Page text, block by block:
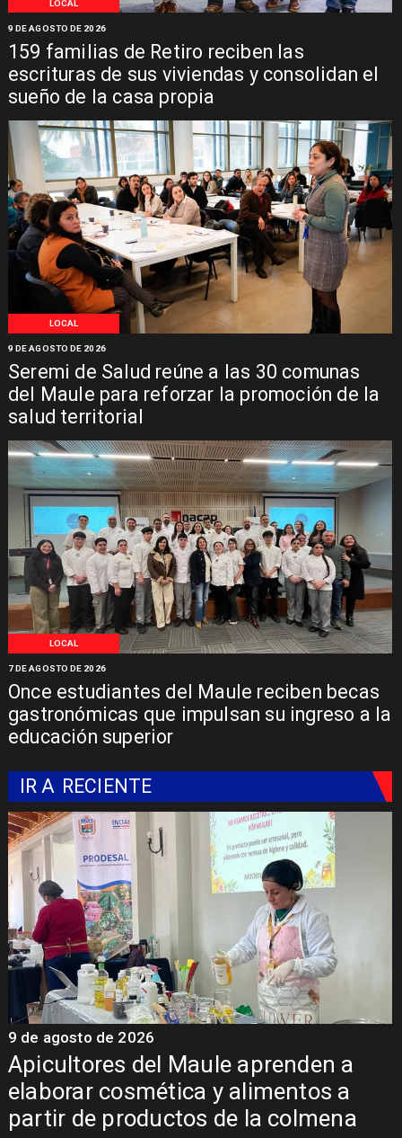
LOCAL
159 familias de Retiro reciben las
escrituras de sus viviendas y consolidan el
sueño de la casa propia
9 DE AGOSTO DE 2026
LOCAL
Seremi de Salud reúne a las 30 comunas
del Maule para reforzar la promoción de la
salud territorial
9 DE AGOSTO DE 2026
LOCAL
Once estudiantes del Maule reciben becas
gastronómicas que impulsan su ingreso a la
educación superior
7 DE AGOSTO DE 2026
IR A RECIENTE
Álvarez-Salamanca destaca
inversión regional en el inicio de
obras de la Subcomisaría Maule
9 de agosto de 2026